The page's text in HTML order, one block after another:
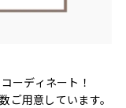
ーディネート！
ご用意しています。